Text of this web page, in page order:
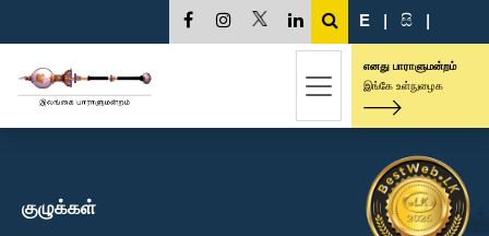
E | සි |
எனது பாராளுமன்றம்
இங்கே உள்நுழைக
குழுக்கள்